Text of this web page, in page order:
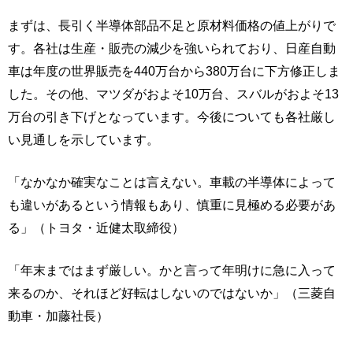
まずは、長引く半導体部品不足と原材料価格の値上がりで
す。各社は生産・販売の減少を強いられており、日産自動
車は年度の世界販売を440万台から380万台に下方修正しま
した。その他、マツダがおよそ10万台、スバルがおよそ13
万台の引き下げとなっています。今後についても各社厳し
い見通しを示しています。
「なかなか確実なことは言えない。車載の半導体によって
も違いがあるという情報もあり、慎重に見極める必要があ
る」（トヨタ・近健太取締役）
「年末まではまず厳しい。かと言って年明けに急に入って
来るのか、それほど好転はしないのではないか」（三菱自
動車・加藤社長）